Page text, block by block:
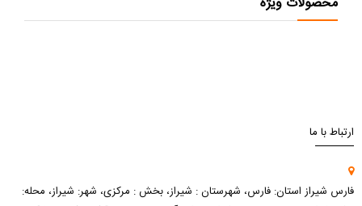
ارتباط با ما
فارس شیراز استان: فارس، شهرستان : شیراز، بخش : مرکزی، شهر: شیراز، محله: